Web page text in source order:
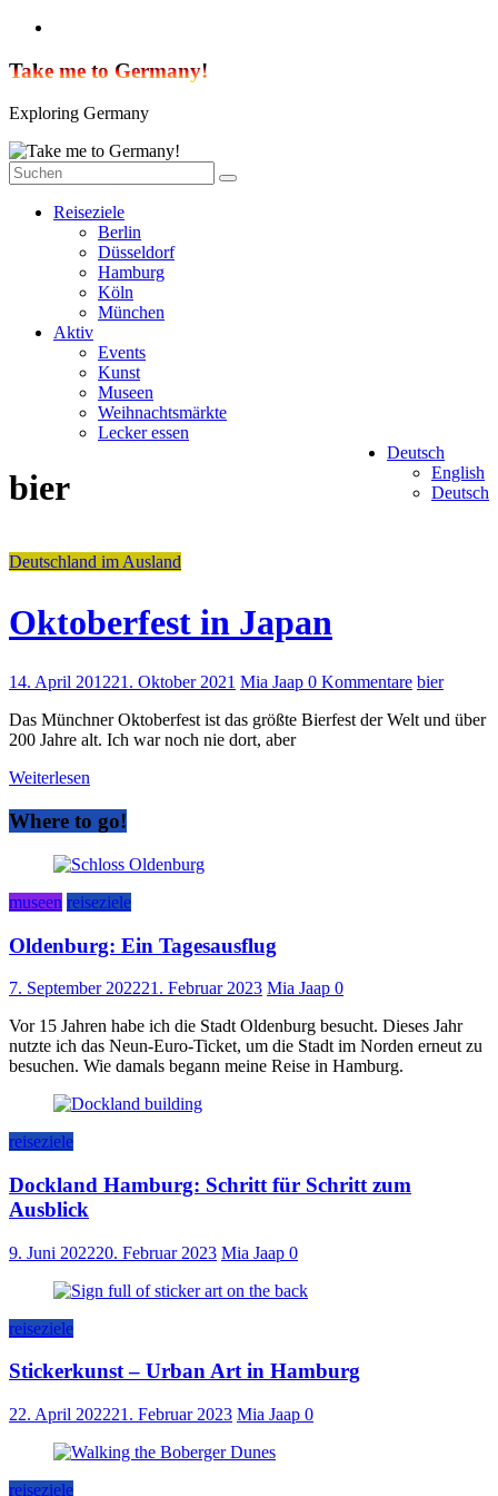
Zum
springen
Take me to Germany!
Exploring Germany
Reiseziele
Berlin
Düsseldorf
Hamburg
Köln
München
Aktiv
Events
Kunst
Museen
Weihnachtsmärkte
Lecker essen
Deutsch
English
Deutsch
bier
Deutschland im Ausland
Oktoberfest in Japan
14. April 201221. Oktober 2021 Mia Jaap 0 Kommentare bier
Das Münchner Oktoberfest ist das größte Bierfest der Welt und über
200 Jahre alt. Ich war noch nie dort, aber
Weiterlesen
Where to go!
museen reiseziele
Oldenburg: Ein Tagesausflug
7. September 202221. Februar 2023 Mia Jaap 0
Vor 15 Jahren habe ich die Stadt Oldenburg besucht. Dieses Jahr
nutzte ich das Neun-Euro-Ticket, um die Stadt im Norden erneut zu
besuchen. Wie damals begann meine Reise in Hamburg.
reiseziele
Dockland Hamburg: Schritt für Schritt zum
Ausblick
9. Juni 202220. Februar 2023 Mia Jaap 0
reiseziele
Stickerkunst – Urban Art in Hamburg
22. April 202221. Februar 2023 Mia Jaap 0
reiseziele